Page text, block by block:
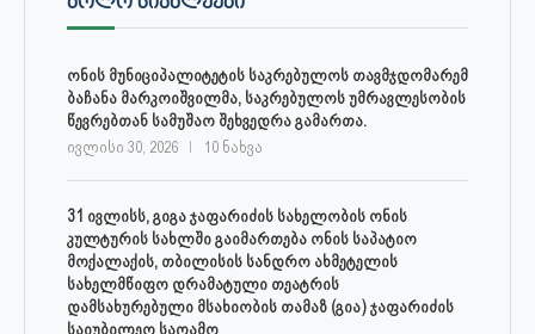
ონის მუნიციპალიტეტის საკრებულოს თავმჯდომარემ
ბაჩანა მარკოიშვილმა, საკრებულოს უმრავლესობის
წევრებთან სამუშაო შეხვედრა გამართა.
ივლისი 30, 2026 10 ნახვა
31 ივლისს, გიგა ჯაფარიძის სახელობის ონის
კულტურის სახლში გაიმართება ონის საპატიო
მოქალაქის, თბილისის სანდრო ახმეტელის
სახელმწიფო დრამატული თეატრის
დამსახურებული მსახიობის თამაზ (გია) ჯაფარიძის
საიუბილეო საღამო